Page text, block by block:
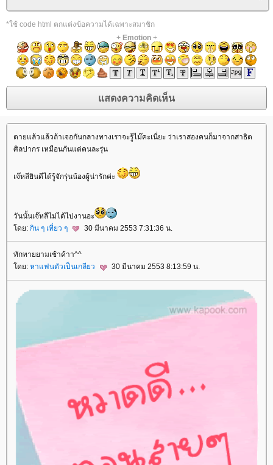
*ใช้ code html ตกแต่งข้อความได้เฉพาะสมาชิก
+ Emotion+
ตายแล้วแล้วถ้าเจอกันกลางทางเราจะรู้ไม๊คะเนี่ยะ ว่าเราสองคนก็มาจากสาธิต
ศิลปากร เหมือนกันแต่คนละรุ่น
เจ๊หลียินดีได้รู้จักรุ่นน้องผู้น่ารักค่ะ
วันนั้นเจ๊หลีไม่ได้ไปงานอะ
ดย: กิน ๆ เที่ยว ๆ 30 มีนาคม 2553 7:31:36 น.
ทักทายยามเช้าค้าา^^
ดย: หาแฟนตัวเป็นเกลียว 30 มีนาคม 2553 8:13:59 น.